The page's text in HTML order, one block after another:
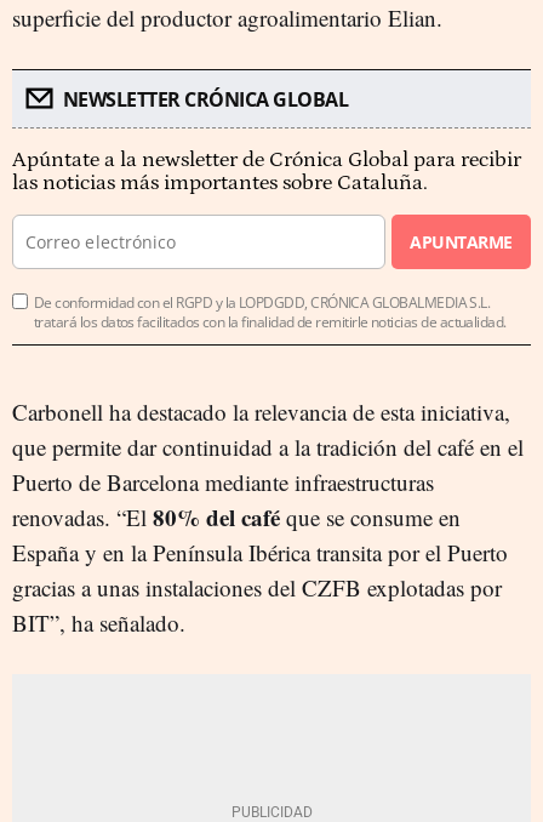
superficie del productor agroalimentario Elian.
NEWSLETTER CRÓNICA GLOBAL
Apúntate a la newsletter de Crónica Global para recibir
las noticias más importantes sobre Cataluña.
APUNTARME
De conformidad con el RGPD y la LOPDGDD, CRÓNICA GLOBALMEDIA S.L.
tratará los datos facilitados con la finalidad de remitirle noticias de actualidad.
Carbonell ha destacado la relevancia de esta iniciativa,
que permite dar continuidad a la tradición del café en el
Puerto de Barcelona mediante infraestructuras
renovadas. “El 80% del café que se consume en
España y en la Península Ibérica transita por el Puerto
gracias a unas instalaciones del CZFB explotadas por
BIT”, ha señalado.